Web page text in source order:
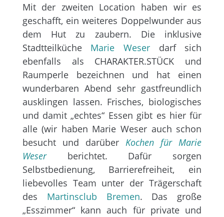
Mit der zweiten Location haben wir es
geschafft, ein weiteres Doppelwunder aus
dem Hut zu zaubern. Die inklusive
Stadtteilküche Marie Weser darf sich
ebenfalls als CHARAKTER.STÜCK und
Raumperle bezeichnen und hat einen
wunderbaren Abend sehr gastfreundlich
ausklingen lassen. Frisches, biologisches
und damit „echtes“ Essen gibt es hier für
alle (wir haben Marie Weser auch schon
besucht und darüberKochen für Marie
Weserberichtet. Dafür sorgen
Selbstbedienung, Barrierefreiheit, ein
liebevolles Team unter der Trägerschaft
des Martinsclub Bremen. Das große
„Esszimmer“ kann auch für private und